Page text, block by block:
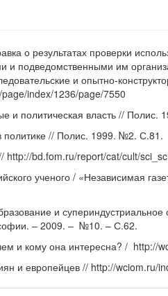
о результатах проверки
подведомственными им
и опытно-
index/1236/page/7550
и политическая власть // Полис.
// Полис. 1999. №2. С.81.
http://bd.fom.ru/report/cat/cult/
ученого / «Независимая
и
– 2009. – №10. – С.62.
и кому она интересна? / http://
и европейцев // http://wciom.ru/